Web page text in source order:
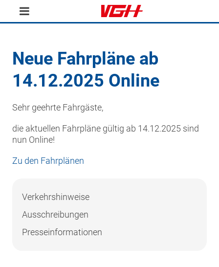
Neue Fahrpläne ab
14.12.2025 Online
Sehr geehrte Fahrgäste,
die aktuellen Fahrpläne gültig ab 14.12.2025 sind
nun Online!
Zu den Fahrplänen
Verkehrshinweise
Ausschreibungen
Presseinformationen